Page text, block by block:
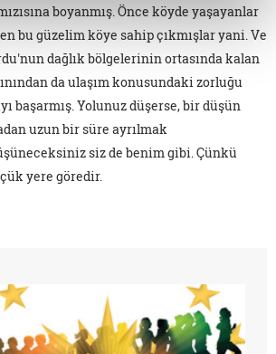
boyanmış. Önce köyde yaşayanlar
bu güzelim köye sahip çıkmışlar yani. Ve
dağlık bölgelerinin ortasında kalan
da ulaşım konusundaki zorluğu
başarmış. Yolunuz düşerse, bir düşün
uzun bir süre ayrılmak
siz de benim gibi. Çünkü
yere göredir.